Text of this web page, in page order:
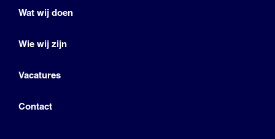
Wat wij doen
Wie wij zijn
Vacatures
Contact